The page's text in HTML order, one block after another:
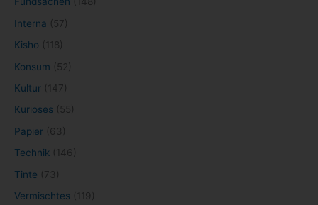
Interna (57)
Kisho (118)
Konsum (52)
Kultur (147)
Kurioses (55)
Papier (63)
Technik (146)
Tinte (73)
Vermischtes (119)